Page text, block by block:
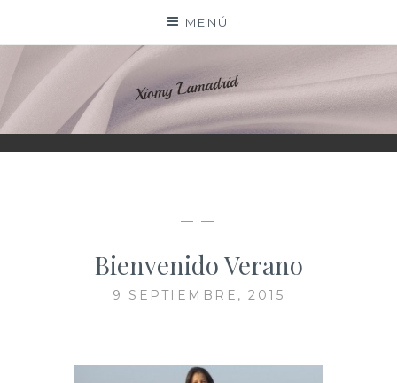
contenido
MENÚ
XIOMY LAMADRID
— —
Bienvenido Verano
9 SEPTIEMBRE, 2015